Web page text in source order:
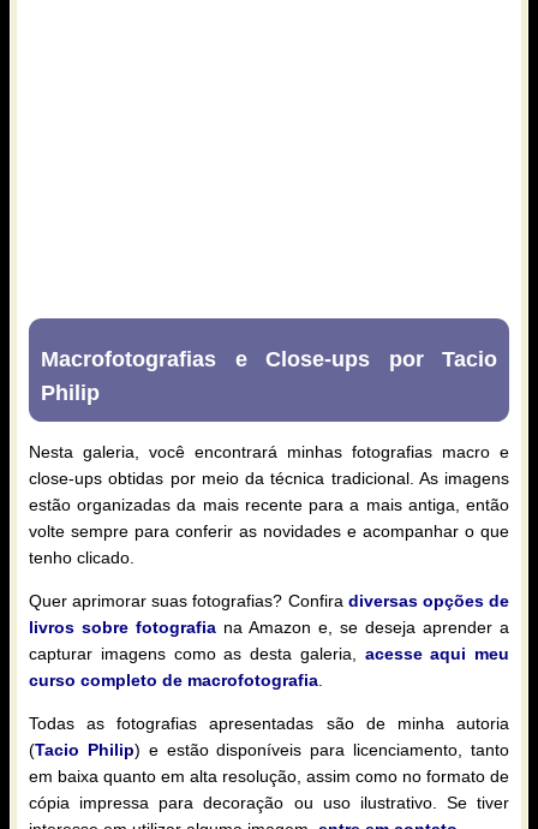
Macrofotografias e Close-ups por Tacio
Philip
Nesta galeria, você encontrará minhas fotografias macro e
close-ups obtidas por meio da técnica tradicional. As imagens
estão organizadas da mais recente para a mais antiga, então
volte sempre para conferir as novidades e acompanhar o que
tenho clicado.
Quer aprimorar suas fotografias? Confira diversas opções de
livros sobre fotografia na Amazon e, se deseja aprender a
capturar imagens como as desta galeria, acesse aqui meu
curso completo de macrofotografia.
Todas as fotografias apresentadas são de minha autoria
(Tacio Philip) e estão disponíveis para licenciamento, tanto
em baixa quanto em alta resolução, assim como no formato de
cópia impressa para decoração ou uso ilustrativo. Se tiver